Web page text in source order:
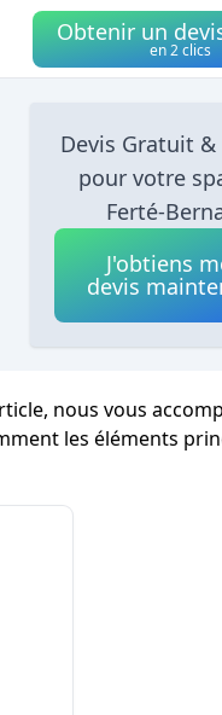
Obtenir un
en 2 clics
Devis Gratuit
pour votre
Ferté-
J'obtiens
devis
nous vous
les éléments